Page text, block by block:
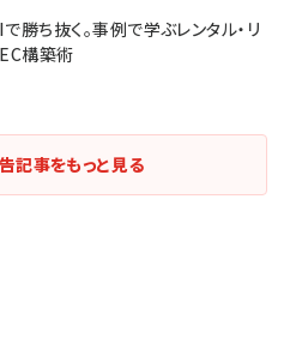
勝ち抜く。事例で学ぶレンタル・リ
構築術
記事をもっと見る